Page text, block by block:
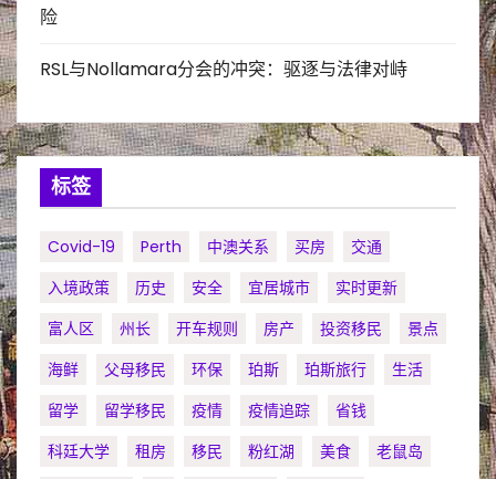
险
RSL与Nollamara分会的冲突：驱逐与法律对峙
标签
Covid-19 Perth 中澳关系 买房
交通
入境政策
历史 安全 宜居城市
实时更新
富人区
州长 开车规则 房产 投资移民
景点
海鲜
父母移民 环保 珀斯 珀斯旅行
生活
留学
留学移民 疫情 疫情追踪
省钱
科廷大学
租房 移民 粉红湖 美食
老鼠岛